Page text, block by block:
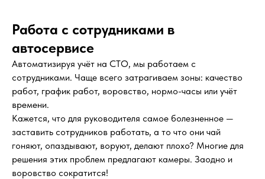
Работа с сотрудниками в
автосервисе
Автоматизируя учёт на СТО, мы работаем с
сотрудниками. Чаще всего затрагиваем зоны: качество
работ, график работ, воровство, нормо-часы или учёт
времени.
Кажется, что для руководителя самое болезненное —
заставить сотрудников работать, а то что они чай
гоняют, опаздывают, воруют, делают плохо? Многие для
решения этих проблем предлагают камеры. Заодно и
воровство сократится!